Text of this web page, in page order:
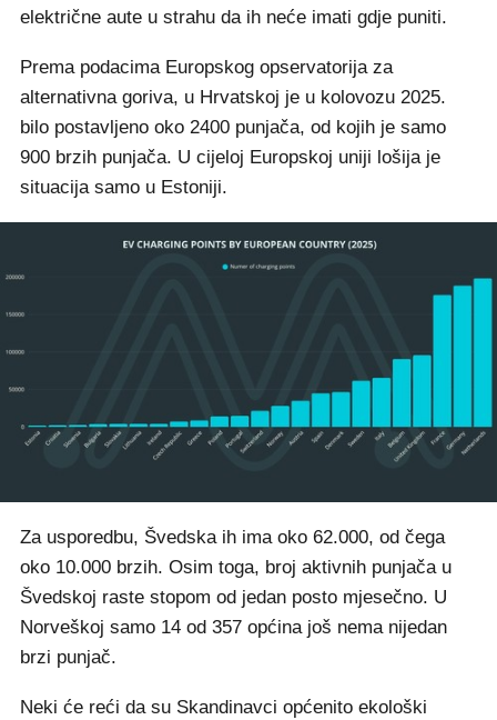
električne aute u strahu da ih neće imati gdje puniti.
Prema podacima Europskog opservatorija za
alternativna goriva, u Hrvatskoj je u kolovozu 2025.
bilo postavljeno oko 2400 punjača, od kojih je samo
900 brzih punjača. U cijeloj Europskoj uniji lošija je
situacija samo u Estoniji.
Za usporedbu, Švedska ih ima oko 62.000, od čega
oko 10.000 brzih. Osim toga, broj aktivnih punjača u
Švedskoj raste stopom od jedan posto mjesečno. U
Norveškoj samo 14 od 357 općina još nema nijedan
brzi punjač.
Neki će reći da su Skandinavci općenito ekološki